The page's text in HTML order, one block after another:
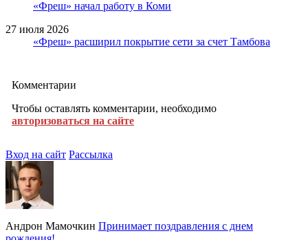
«Фреш» начал работу в Коми
27 июля 2026
«Фреш» расширил покрытие сети за счет Тамбова
Комментарии
Чтобы оставлять комментарии, необходимо
авторизоваться на сайте
Вход на сайт Рассылка
Андрон Мамочкин Принимает поздравления с днем